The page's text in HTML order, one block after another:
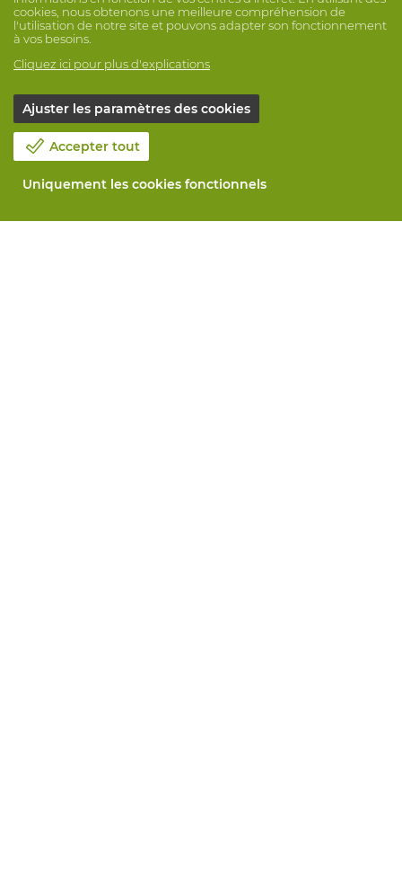
cookies, nous obtenons une meilleure compréhension de
l'utilisation de notre site et pouvons adapter son fonctionnement
à vos besoins.
Cliquez ici pour plus d'explications
Ajuster les paramètres des cookies
Accepter tout
Uniquement les cookies fonctionnels